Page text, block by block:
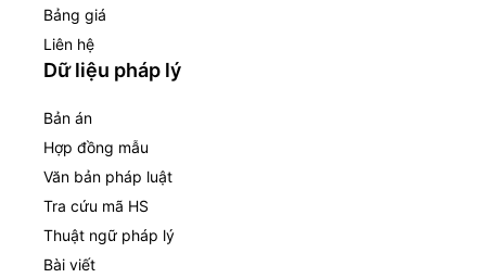
Bảng giá
Liên hệ
Dữ liệu pháp lý
Bản án
Hợp đồng mẫu
Văn bản pháp luật
Tra cứu mã HS
Thuật ngữ pháp lý
Bài viết